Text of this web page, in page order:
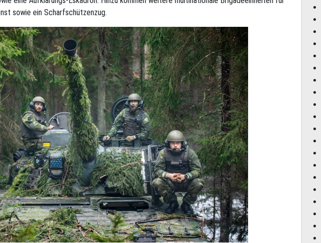
sowie ein Scharfschützenzug.